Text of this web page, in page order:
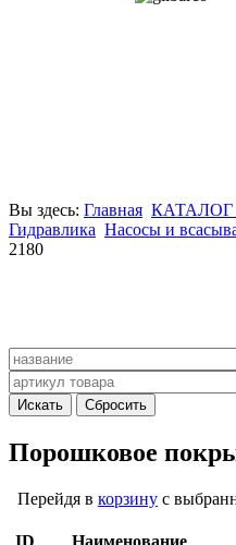
Вы здесь: Главная
Гидравлика Насосы и
2180
Порошковое
Перейдя в корзину с
ID
Наименование